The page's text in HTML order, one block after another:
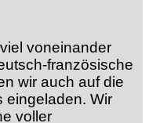
voneinander
französische
wir auch auf die
eingeladen. Wir
voller